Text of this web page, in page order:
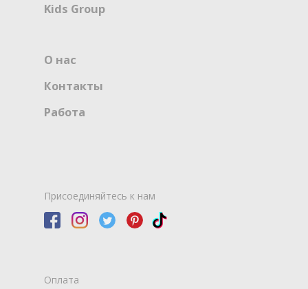
Kids Group
О нас
Контакты
Работа
Присоединяйтесь к нам
Оплата